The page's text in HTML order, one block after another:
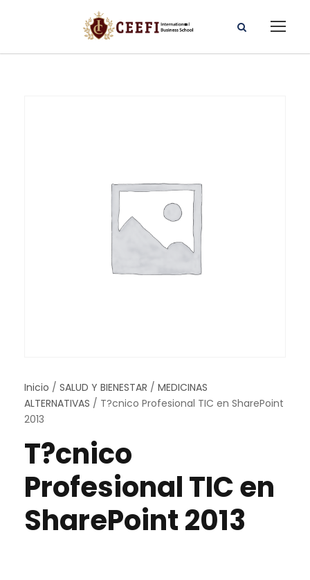
Inicio / SALUD Y BIENESTAR / MEDICINAS
ALTERNATIVAS / T?cnico Profesional TIC en SharePoint
2013
T?cnico
Profesional TIC en
SharePoint 2013